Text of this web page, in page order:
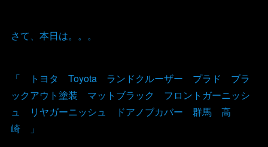
さて、本日は。。。
「 トヨタ Toyota ランドクルーザー プラド ブラ
ックアウト塗装 マットブラック フロントガーニッシ
ュ リヤガーニッシュ ドアノブカバー 群馬 高
崎 」